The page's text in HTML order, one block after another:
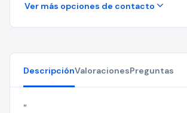
Ver más opciones de contacto
DescripciónValoracionesPreguntas
"